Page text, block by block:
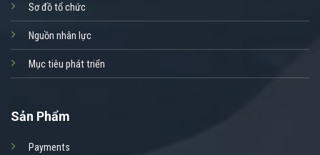
Sơ đồ tổ chức
Nguồn nhân lực
Mục tiêu phát triển
Sản Phẩm
Payments